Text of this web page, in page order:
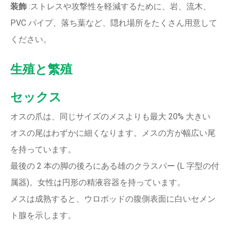
装飾 :ストレスや攻撃性を軽減するために、岩、流木、
PVC パイプ、落ち葉など、隠れ場所をたくさん用意して
ください。
生殖と繁殖
セックス
オスの爪は、同じサイズのメスよりも最大 20% 大きい
オスの尾はわずかに細くなります。メスの方が幅広い尾
を持っています。
最後の 2 本の脚の後ろにある雄のクラスパー (L 字型の付
属器)。女性は円形の精液容器を持っています。
メスは成熟すると、ウロポッドの腹側表面に白いセメン
ト腺を示します。